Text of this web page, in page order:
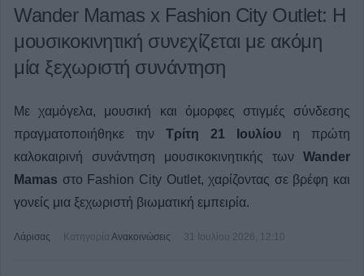
Wander Mamas x Fashion City Outlet: Η
μουσικοκινητική συνεχίζεται με ακόμη
μία ξεχωριστή συνάντηση
Με χαμόγελα, μουσική και όμορφες στιγμές σύνδεσης
πραγματοποιήθηκε την Τρίτη 21 Ιουλίου η πρώτη
καλοκαιρινή συνάντηση μουσικοκινητικής των Wander
Mamas στο Fashion City Outlet, χαρίζοντας σε βρέφη και
γονείς μια ξεχωριστή βιωματική εμπειρία.
Λάρισας Κατηγορία Ανακοινώσεις 31 Ιουλίου 2026, 12:10